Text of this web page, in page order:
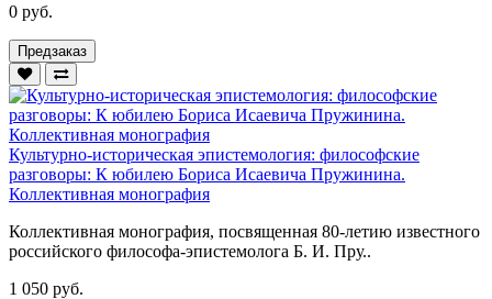
0 руб.
Предзаказ
Культурно-историческая эпистемология: философские
разговоры: К юбилею Бориса Исаевича Пружинина.
Коллективная монография
Коллективная монография, посвященная 80-летию известного
российского философа-эпистемолога Б. И. Пру..
1 050 руб.